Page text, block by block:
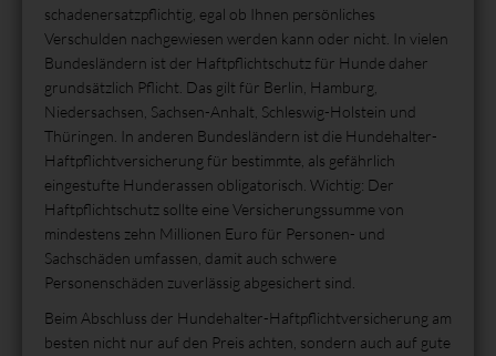
schadenersatzpflichtig, egal ob Ihnen persönliches
Verschulden nachgewiesen werden kann oder nicht. In vielen
Bundesländern ist der Haftpflichtschutz für Hunde daher
grundsätzlich Pflicht. Das gilt für Berlin, Hamburg,
Niedersachsen, Sachsen-Anhalt, Schleswig-Holstein und
Thüringen. In anderen Bundesländern ist die Hundehalter-
Haftpflichtversicherung für bestimmte, als gefährlich
eingestufte Hunderassen obligatorisch. Wichtig: Der
Haftpflichtschutz sollte eine Versicherungssumme von
mindestens zehn Millionen Euro für Personen- und
Sachschäden umfassen, damit auch schwere
Personenschäden zuverlässig abgesichert sind.
Beim Abschluss der Hundehalter-Haftpflichtversicherung am
besten nicht nur auf den Preis achten, sondern auch auf gute